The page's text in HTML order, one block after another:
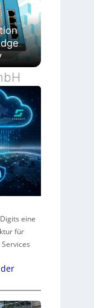
eine
für